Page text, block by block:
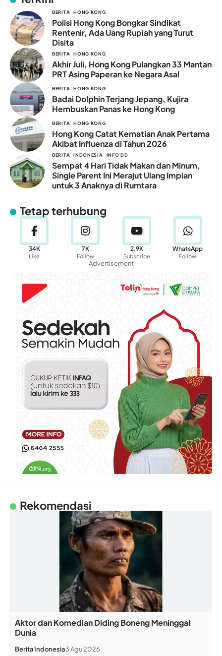
BERITA HONG KONG
Polisi Hong Kong Bongkar Sindikat
Rentenir, Ada Uang Rupiah yang Turut
Disita
BERITA HONG KONG
Akhir Juli, Hong Kong Pulangkan 33 Mantan
PRT Asing Paperan ke Negara Asal
BERITA HONG KONG
Badai Dolphin Terjang Jepang, Kujira
Hembuskan Panas ke Hong Kong
BERITA HONG KONG
Hong Kong Catat Kematian Anak Pertama
Akibat Influenza di Tahun 2026
BERITA INDONESIA INFO DD
Sempat 4 Hari Tidak Makan dan Minum,
Single Parent Ini Merajut Ulang Impian
untuk 3 Anaknya di Rumtara
Tetap terhubung
34K
Like
7K
Follow
2.9K
Subscribe
WhatsApp
Follow
- Advertisement -
Rekomendasi
Aktor dan Komedian Diding Boneng Meninggal
Dunia
BeritaIndonesia3 Agu 2026